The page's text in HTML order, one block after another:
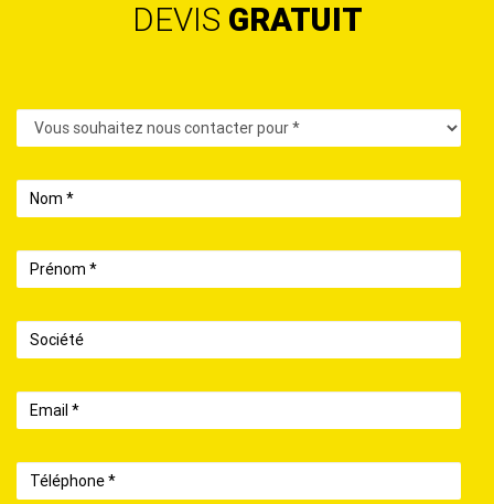
DEVIS GRATUIT
Contact
Nom
Prénom
Société
Email
Téléphone